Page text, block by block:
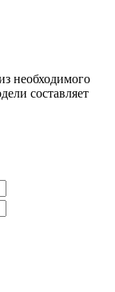
необходимого
составляет